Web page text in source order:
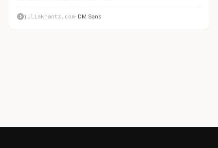
juliakrantz.com· DM Sans